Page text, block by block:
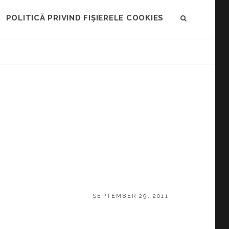
POLITICĂ PRIVIND FIȘIERELE COOKIES
POSTED
SEPTEMBER 29, 2011